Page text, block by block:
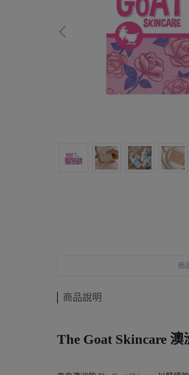
商
商品說明
The Goat Skincare